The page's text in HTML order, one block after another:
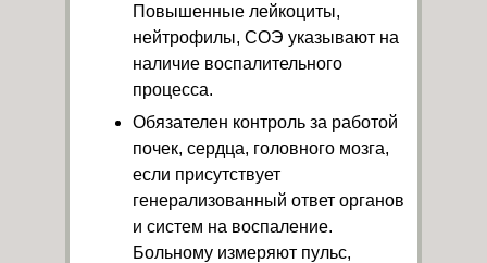
Повышенные лейкоциты,
нейтрофилы, СОЭ указывают на
наличие воспалительного
процесса.
Обязателен контроль за работой
почек, сердца, головного мозга,
если присутствует
генерализованный ответ органов
и систем на воспаление.
Больному измеряют пульс,